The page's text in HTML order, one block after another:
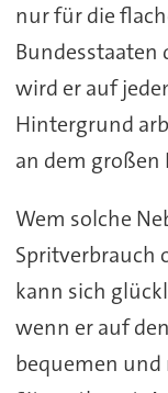
nur für die
Bundesstaaten
wird er auf
Hintergrund
an dem
Wem solche
Spritverbrauch
kann sich
wenn er auf
bequemen und